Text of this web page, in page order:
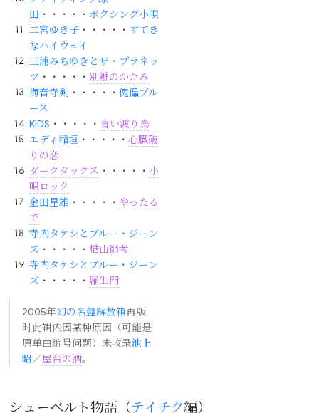
田 ・・・・・ ボクシング小唄
二宮ゆき子 ・・・・・ すてき
なハイウェイ
三浦みちゆきとザ・プラネッ
ツ ・・・・・ 別離のかたみ
海音寺剣 ・・・・・傀儡ブル
ース
KIDS ・・・・・ 青い渡り鳥
エディ稲垣 ・・・・・心臓破
りの恋
ダークダックス ・・・・・ 小
唄ロック
金田星雄 ・・・・・やったる
で
寺内タケシとブルー・ジーン
ズ ・・・・・ 楢山節考
寺内タケシとブルー・ジーン
ズ ・・・・・羅生門
2005年幻の名盤解放箱再版
时此辑内因某种原因（可能是
原单曲编号问题）未收录池上
昭／屋台の酒。
シューベルト物語（テイチク編）